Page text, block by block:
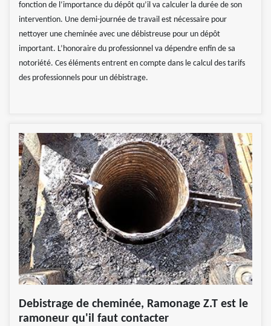
fonction de l‘importance du dépôt qu’il va calculer la durée de son
intervention. Une demi-journée de travail est nécessaire pour
nettoyer une cheminée avec une débistreuse pour un dépôt
important. L’honoraire du professionnel va dépendre enfin de sa
notoriété. Ces éléments entrent en compte dans le calcul des tarifs
des professionnels pour un débistrage.
Debistrage de cheminée, Ramonage Z.T est le
ramoneur qu'il faut contacter